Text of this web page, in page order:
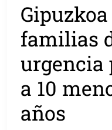
familias
urgencia
a 10
años